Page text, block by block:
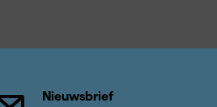
Nieuwsbrief